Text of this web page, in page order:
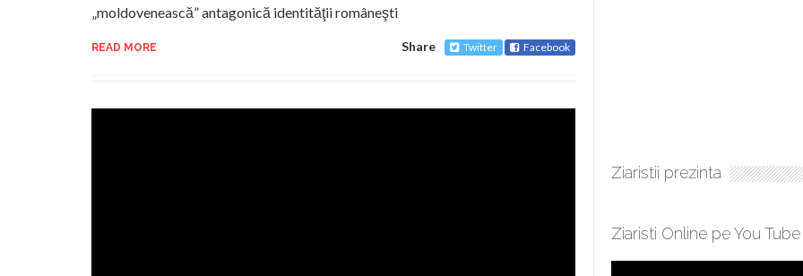
„moldovenească” antagonică identităţii româneşti
READ MORE Share Twitter Facebook
Ziaristii prezinta
Ziaristi Online pe You Tube